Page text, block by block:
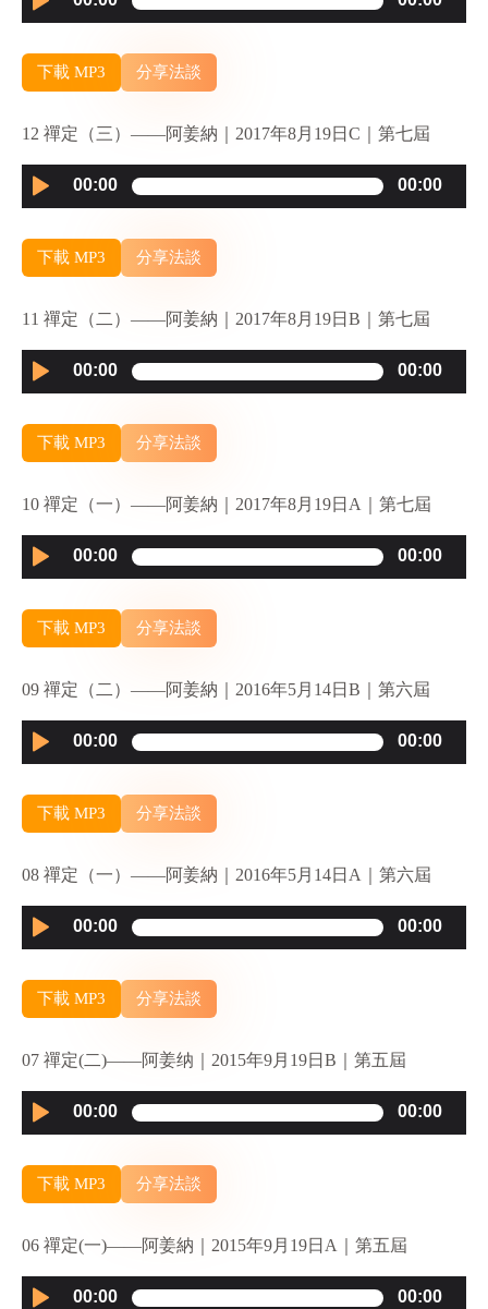
Player
下載 MP3 分享法談
12 禪定（三）——阿姜納｜2017年8月19日C｜第七屆
Audio
Player
00:00 00:00
下載 MP3 分享法談
11 禪定（二）——阿姜納｜2017年8月19日B｜第七屆
Audio
Player
00:00 00:00
下載 MP3 分享法談
10 禪定（一）——阿姜納｜2017年8月19日A｜第七屆
Audio
Player
00:00 00:00
下載 MP3 分享法談
09 禪定（二）——阿姜納｜2016年5月14日B｜第六屆
Audio
Player
00:00 00:00
下載 MP3 分享法談
08 禪定（一）——阿姜納｜2016年5月14日A｜第六屆
Audio
Player
00:00 00:00
下載 MP3 分享法談
07 禪定(二)——阿姜纳｜2015年9月19日B｜第五屆
Audio
Player
00:00 00:00
下載 MP3 分享法談
06 禪定(一)——阿姜納｜2015年9月19日A｜第五屆
Audio
00:00 00:00